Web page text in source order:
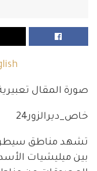
صورة المقال
خاص_ديرالزور24
تشهد مناطق سيطرة
بين ميليشيات